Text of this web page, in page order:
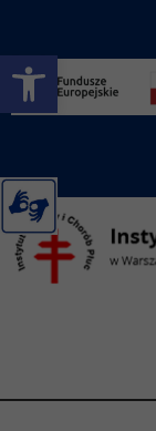
Otwórz pasek narzędzi